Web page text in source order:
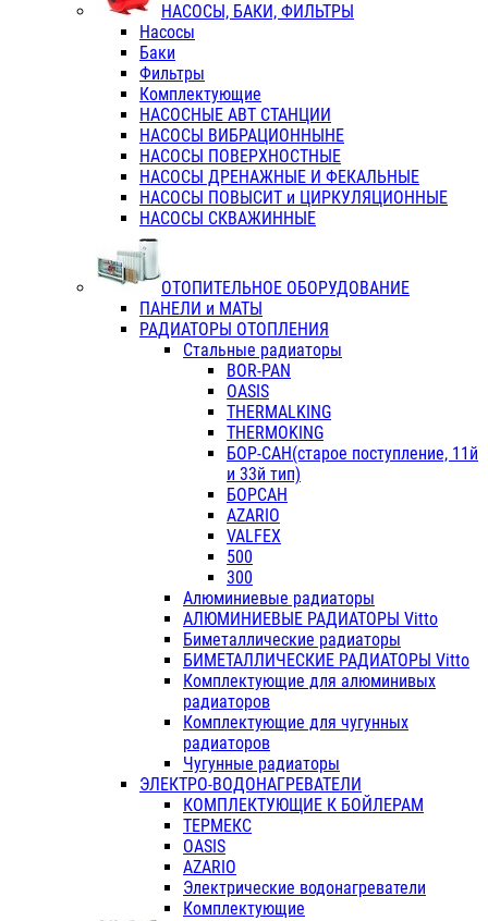
НАСОСЫ, БАКИ, ФИЛЬТРЫ
Насосы
Баки
Фильтры
Комплектующие
НАСОСНЫЕ АВТ СТАНЦИИ
НАСОСЫ ВИБРАЦИОННЫНЕ
НАСОСЫ ПОВЕРХНОСТНЫЕ
НАСОСЫ ДРЕНАЖНЫЕ И ФЕКАЛЬНЫЕ
НАСОСЫ ПОВЫСИТ и ЦИРКУЛЯЦИОННЫЕ
НАСОСЫ СКВАЖИННЫЕ
ОТОПИТЕЛЬНОЕ ОБОРУДОВАНИЕ
ПАНЕЛИ и МАТЫ
РАДИАТОРЫ ОТОПЛЕНИЯ
Стальные радиаторы
BOR-PAN
OASIS
THERMALKING
THERMOKING
БОР-САН(старое поступление, 11й
и 33й тип)
БОРСАН
AZARIO
VALFEX
500
300
Алюминиевые радиаторы
АЛЮМИНИЕВЫЕ РАДИАТОРЫ Vitto
Биметаллические радиаторы
БИМЕТАЛЛИЧЕСКИЕ РАДИАТОРЫ Vitto
Комплектующие для алюминивых
радиаторов
Комплектующие для чугунных
радиаторов
Чугунные радиаторы
ЭЛЕКТРО-ВОДОНАГРЕВАТЕЛИ
КОМПЛЕКТУЮЩИЕ К БОЙЛЕРАМ
ТЕРМЕКС
OASIS
AZARIO
Электрические водонагреватели
Комплектующие